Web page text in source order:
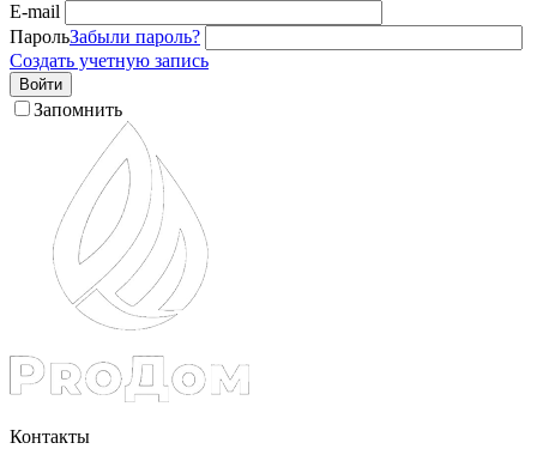
E-mail
ПарольЗабыли пароль?
Создать учетную запись
Войти
Запомнить
Контакты